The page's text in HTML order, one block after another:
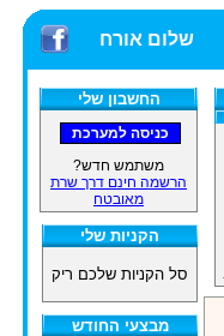
שלום אורח
החשבון שלי
משתמש חדש?
הרשמה חינם דרך שרת
מאובטח
הקניות שלי
סל הקניות שלכם ריק
מבצעי החודש